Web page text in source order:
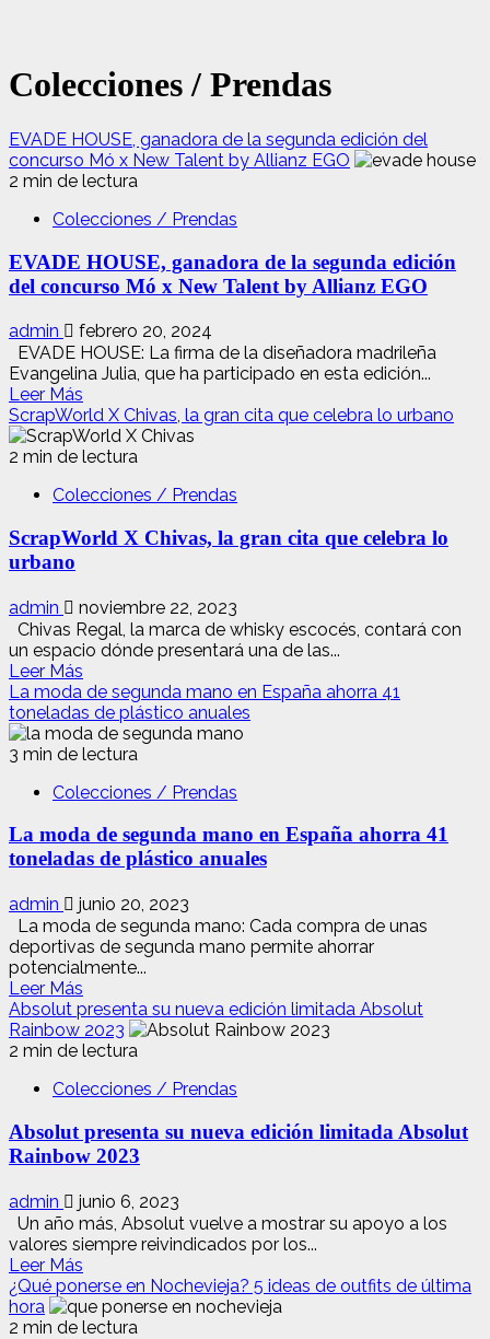
Colecciones / Prendas
EVADE HOUSE, ganadora de la segunda edición del
concurso Mó x New Talent by Allianz EGO
2 min de lectura
Colecciones / Prendas
EVADE HOUSE, ganadora de la segunda edición
del concurso Mó x New Talent by Allianz EGO
admin
febrero 20, 2024
EVADE HOUSE: La firma de la diseñadora madrileña
Evangelina Julia, que ha participado en esta edición...
Leer Más
más
acerca
de
HOUSE,
de
edición
del
concurso
x
New
Talent
by
EGO
ScrapWorld X Chivas, la gran cita que celebra lo urbano
2 min de lectura
Colecciones / Prendas
ScrapWorld X Chivas, la gran cita que celebra lo
urbano
admin
noviembre 22, 2023
Chivas Regal, la marca de whisky escocés, contará con
un espacio dónde presentará una de las...
Leer Más
más
acerca
de
ScrapWorld
Chivas,
gran
cita
celebra
lo
urbano
La moda de segunda mano en España ahorra 41
toneladas de plástico anuales
3 min de lectura
Colecciones / Prendas
La moda de segunda mano en España ahorra 41
toneladas de plástico anuales
admin
junio 20, 2023
La moda de segunda mano: Cada compra de unas
deportivas de segunda mano permite ahorrar
potencialmente...
Leer Más
más
acerca
de
moda
segunda
mano
España
ahorra
41
toneladas
de
plástico
anuales
Absolut presenta su nueva edición limitada Absolut
Rainbow 2023
2 min de lectura
Colecciones / Prendas
Absolut presenta su nueva edición limitada Absolut
Rainbow 2023
admin
junio 6, 2023
Un año más, Absolut vuelve a mostrar su apoyo a los
valores siempre reivindicados por los...
Leer Más
más
acerca
de
¿Qué ponerse en Nochevieja? 5 ideas de outfits de última
hora
2 min de lectura